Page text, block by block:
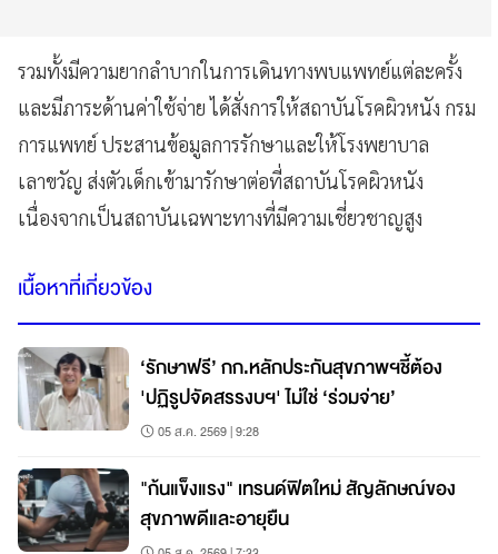
รวมทั้งมีความยากลำบากในการเดินทางพบแพทย์แต่ละครั้ง
และมีภาระด้านค่าใช้จ่าย ได้สั่งการให้สถาบันโรคผิวหนัง กรม
การแพทย์ ประสานข้อมูลการรักษาและให้โรงพยาบาล
เลาขวัญ ส่งตัวเด็กเข้ามารักษาต่อที่สถาบันโรคผิวหนัง
เนื่องจากเป็นสถาบันเฉพาะทางที่มีความเชี่ยวชาญสูง
เนื้อหาที่เกี่ยวข้อง
‘รักษาฟรี’ กก.หลักประกันสุขภาพฯชี้ต้อง
'ปฏิรูปจัดสรรงบฯ' ไม่ใช่ ‘ร่วมจ่าย’
05 ส.ค. 2569 | 9:28
"ก้นแข็งแรง" เทรนด์ฟิตใหม่ สัญลักษณ์ของ
สุขภาพดีและอายุยืน